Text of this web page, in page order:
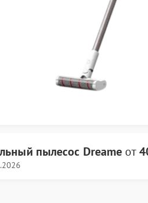
пылесос Dreame от